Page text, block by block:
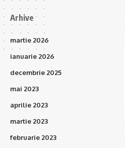
Arhive
martie 2026
ianuarie 2026
decembrie 2025
mai 2023
aprilie 2023
martie 2023
februarie 2023